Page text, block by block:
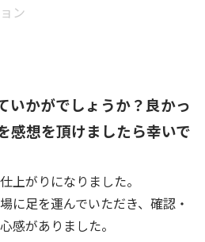
ン
いかがでしょうか？良かっ
感想を頂けましたら幸いで
上がりになりました。
に足を運んでいただき、確認・
感がありました。